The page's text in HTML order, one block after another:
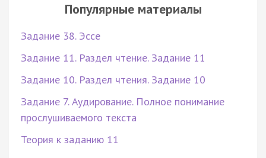
Популярные материалы
Задание 38. Эссе
Задание 11. Раздел чтение. Задание 11
Задание 10. Раздел чтения. Задание 10
Задание 7. Аудирование. Полное понимание
прослушиваемого текста
Теория к заданию 11